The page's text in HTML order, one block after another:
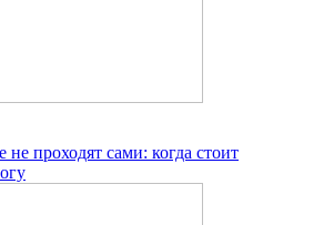
не проходят сами: когда стоит